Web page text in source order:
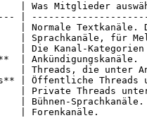
| Was Mitglieder
|
| Normale
| Sprachkanäle, für
| Die Kanal-
|
| Threads, die
| Öffentliche
| Private
| Bühnen-
|